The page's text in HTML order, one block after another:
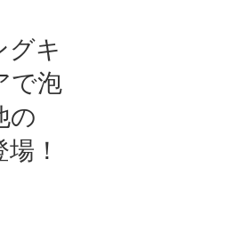
グキ
で泡
の
！